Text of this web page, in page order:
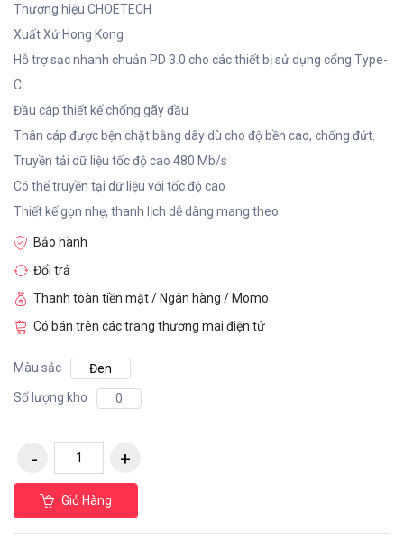
Thương hiệu CHOETECH
Xuất Xứ Hong Kong
Hỗ trợ sạc nhanh chuản PD 3.0 cho các thiết bị sử dụng cổng Type-
C
Đầu cáp thiết kế chống gãy đầu
Thân cáp được bện chặt bằng dây dù cho độ bền cao, chống đứt.
Truyền tải dữ liệu tốc độ cao 480 Mb/s
Có thể truyền tại dữ liệu với tốc độ cao
Thiết kế gọn nhẹ, thanh lịch dễ dàng mang theo.
Bảo hành
Đổi trả
Thanh toàn tiền mặt / Ngân hàng / Momo
Có bán trên các trang thương mai điện tử
Màu sắc
Đen
Số lượng kho
0
Giỏ Hàng